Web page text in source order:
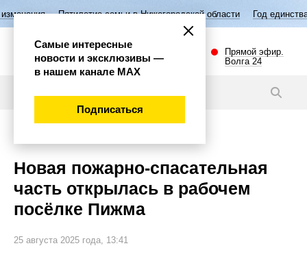
семьи в Нижегородской области Год единства народов России
Прямой эфир.
Волга 24
Новая пожарно-спасательная
часть открылась в рабочем
посёлке Пижма
25 августа 2025 года, 13:41
Самые интересные
новости и эксклюзивы —
в нашем канале МАХ
Подписаться